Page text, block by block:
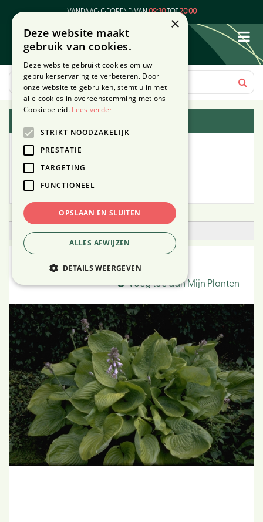
VANDAAG GEOPEND VAN09:30TOT20:00
Open zoekfilter
Funkia
Voeg toe aan Mijn Planten
×
Deze website maakt
gebruik van cookies.
Deze website gebruikt cookies om uw
gebruikerservaring te verbeteren. Door
onze website te gebruiken, stemt u in met
alle cookies in overeenstemming met ons
Cookiebeleid. Lees verder
STRIKT NOODZAKELIJK
PRESTATIE
TARGETING
FUNCTIONEEL
OPSLAAN EN SLUITEN
ALLES AFWIJZEN
DETAILS WEERGEVEN